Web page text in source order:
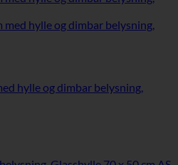
hylle og dimbar belysning,
kr.